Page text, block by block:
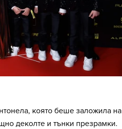
която беше заложила на
деколте и тънки презрамки.